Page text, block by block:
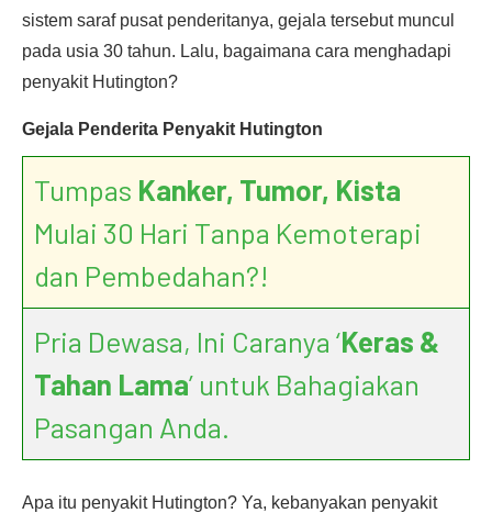
sistem saraf pusat penderitanya, gejala tersebut muncul
pada usia 30 tahun. Lalu, bagaimana cara menghadapi
penyakit Hutington?
Gejala Penderita Penyakit Hutington
Tumpas Kanker, Tumor, Kista
Mulai 30 Hari Tanpa Kemoterapi
dan Pembedahan?!
Pria Dewasa, Ini Caranya ‘Keras &
Tahan Lama’ untuk Bahagiakan
Pasangan Anda.
Apa itu penyakit Hutington? Ya, kebanyakan penyakit